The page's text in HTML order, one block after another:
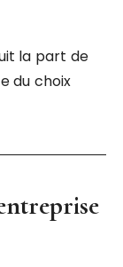
la part de
du choix